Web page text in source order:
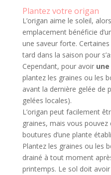
Plantez votre origan
L’origan aime le soleil,
emplacement bénéficie
une saveur forte.
tard dans la saison pour
Cependant, pour avoir
plantez les graines ou les
avant la dernière gelée de
gelées locales).
L’origan peut facilement
graines, mais vous
boutures d’une plante
Plantez les graines ou les
drainé à tout moment
printemps. Le sol doit